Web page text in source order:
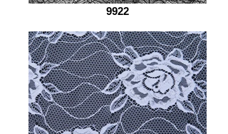
9922